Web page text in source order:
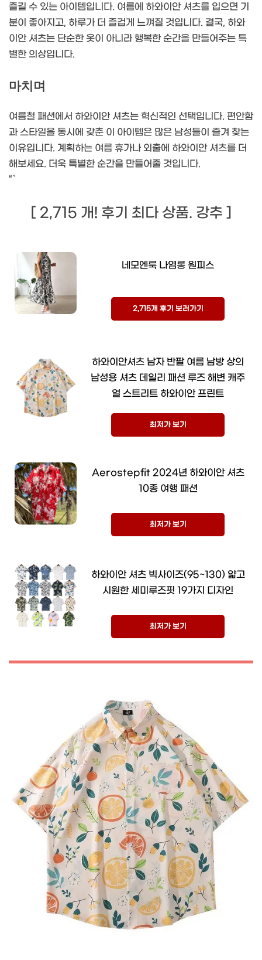
즐길 수 있는 아이템입니다. 여름에 하와이안 셔츠를 입으면 기
분이 좋아지고, 하루가 더 즐겁게 느껴질 것입니다. 결국, 하와
이안 셔츠는 단순한 옷이 아니라 행복한 순간을 만들어주는 특
별한 의상입니다.
마치며
여름철 패션에서 하와이안 셔츠는 혁신적인 선택입니다. 편안함
과 스타일을 동시에 갖춘 이 아이템은 많은 남성들이 즐겨 찾는
이유입니다. 계획하는 여름 휴가나 외출에 하와이안 셔츠를 더
해보세요. 더욱 특별한 순간을 만들어줄 것입니다.
“`
[ 2,715 개! 후기 최다 상품. 강추 ]
네모엔룩 나염롱 원피스
2,715개 후기 보러가기
하와이안셔츠 남자 반팔 여름 남방 상의
남성용 셔츠 데일리 패션 루즈 해변 캐주
얼 스트리트 하와이안 프린트
최저가 보기
Aerostepfit 2024년 하와이안 셔츠
10종 여행 패션
최저가 보기
하와이안 셔츠 빅사이즈(95~130) 얇고
시원한 세미루즈핏 19가지 디자인
최저가 보기